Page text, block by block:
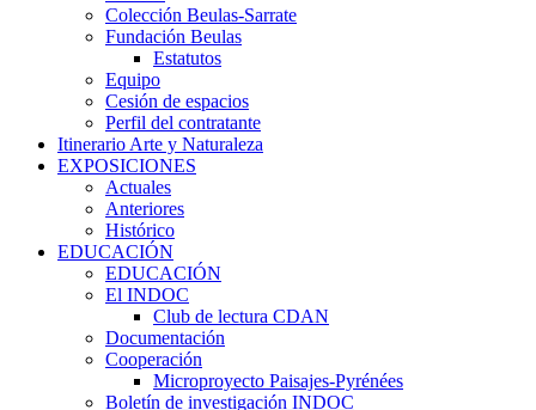
Colección Beulas-Sarrate
Fundación Beulas
Estatutos
Equipo
Cesión de espacios
Perfil del contratante
Itinerario Arte y Naturaleza
EXPOSICIONES
Actuales
Anteriores
Histórico
EDUCACIÓN
EDUCACIÓN
El INDOC
Club de lectura CDAN
Documentación
Cooperación
Microproyecto Paisajes-Pyrénées
Boletín de investigación INDOC